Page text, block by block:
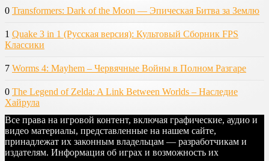
0 Transformers: Dark of the Moon — Эпическая Битва за Землю
1 Quake 3 in 1 (Русская версия): Культовый Сборник FPS
Классики
7 Worms 4: Mayhem – Червячные Войны в Полном Разгаре
0 The Legend of Zelda: A Link Between Worlds – Наследие
Хайрула
Все права на игровой контент, включая графические, аудио и
видео материалы, представленные на нашем сайте,
принадлежат их законным владельцам — разработчикам и
издателям. Информация об играх и возможность их